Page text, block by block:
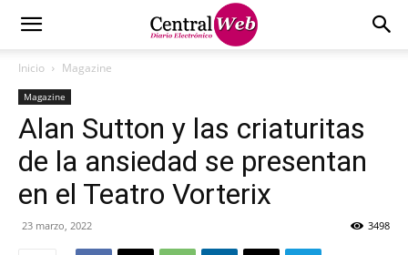
Inicio Magazine
Magazine
Alan Sutton y las criaturitas
de la ansiedad se presentan
en el Teatro Vorterix
23 marzo, 2022 3498